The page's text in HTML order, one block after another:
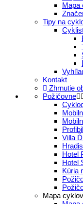
Mapa
Tipy na
Kontakt
Zhrnutie
Požičovne
Villa
Hotel
Hotel
Kúria
Mapa